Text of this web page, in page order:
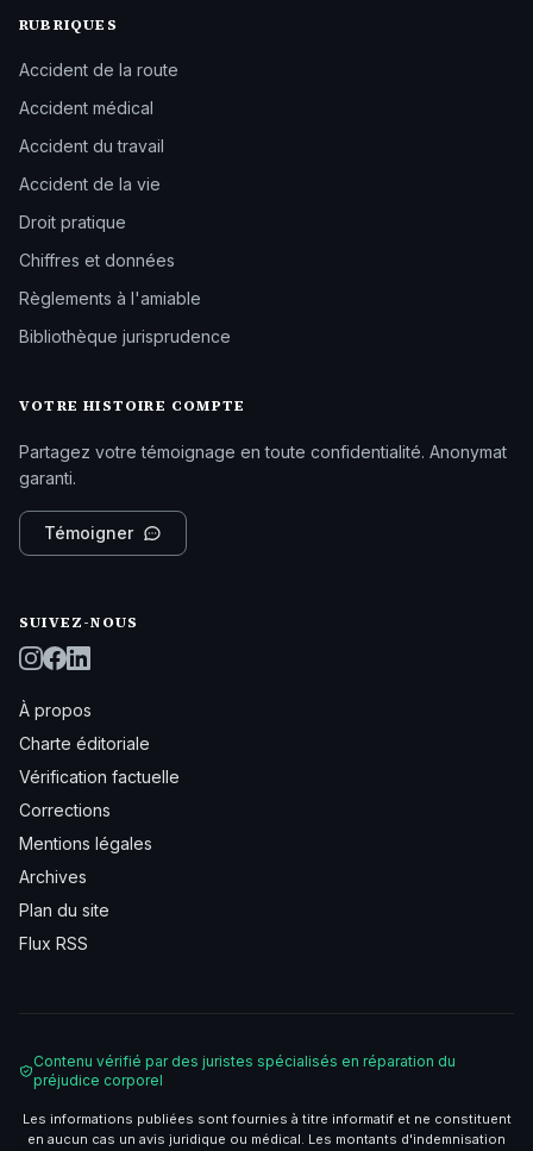
RUBRIQUES
Accident de la route
Accident médical
Accident du travail
Accident de la vie
Droit pratique
Chiffres et données
Règlements à l'amiable
Bibliothèque jurisprudence
VOTRE HISTOIRE COMPTE
Partagez votre témoignage en toute confidentialité. Anonymat
garanti.
Témoigner
SUIVEZ-NOUS
À propos
Charte éditoriale
Vérification factuelle
Corrections
Mentions légales
Archives
Plan du site
Flux RSS
Contenu vérifié par des juristes spécialisés en réparation du
préjudice corporel
Les informations publiées sont fournies à titre informatif et ne constituent
en aucun cas un avis juridique ou médical. Les montants d'indemnisation